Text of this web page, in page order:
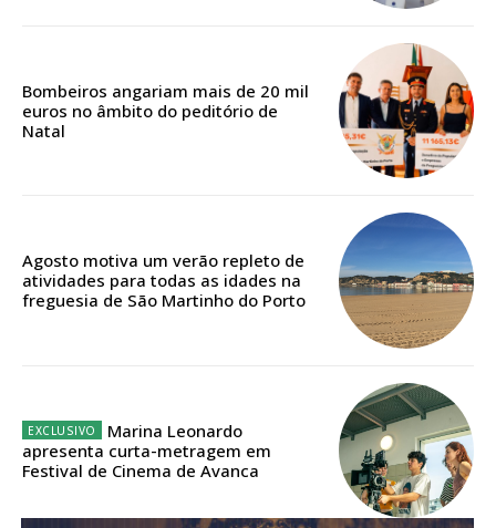
Bombeiros angariam mais de 20 mil
euros no âmbito do peditório de
Natal
Agosto motiva um verão repleto de
atividades para todas as idades na
freguesia de São Martinho do Porto
Marina Leonardo
apresenta curta-metragem em
Festival de Cinema de Avanca